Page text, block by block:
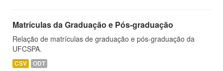
Matrículas da Graduação e Pós-graduação
Relação de matrículas de graduação e pós-graduação da
UFCSPA.
CSV ODT